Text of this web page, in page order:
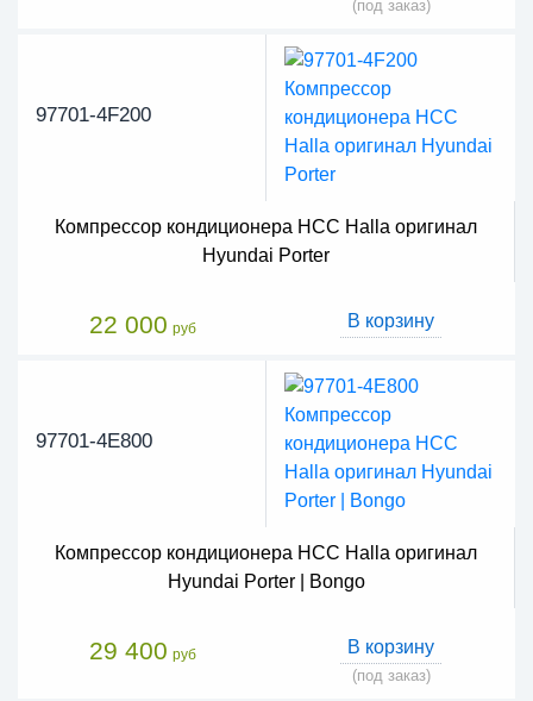
(под заказ)
97701-4F200
Компрессор кондиционера HCC Halla оригинал
Hyundai Porter
22 000 руб В корзину
97701-4E800
Компрессор кондиционера HCC Halla оригинал
Hyundai Porter | Bongo
29 400 руб В корзину
(под заказ)